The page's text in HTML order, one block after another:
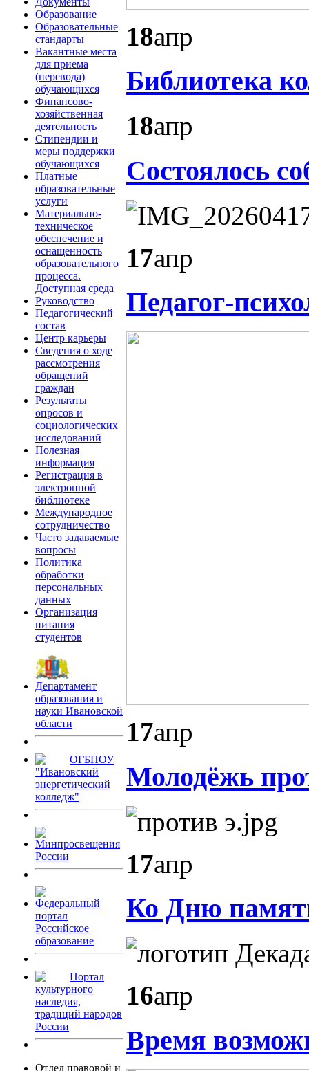
Образование
Образовательные
стандарты
Вакантные места
для приема
(перевода)
обучающихся
Финансово-
хозяйственная
деятельность
Стипендии и
меры поддержки
обучающихся
Платные
образовательные
услуги
Материально-
техническое
обеспечение и
оснащенность
образовательного
процесса.
Доступная среда
Руководство
Педагогический
состав
Центр карьеры
Сведения о ходе
рассмотрения
обращений
граждан
Результаты
опросов и
социологических
исследований
Полезная
информация
Регистрация в
электронной
библиотеке
Международное
сотрудничество
Часто задаваемые
вопросы
Политика
обработки
персональных
данных
Организация
питания
студентов
Департамент
образования и
науки Ивановской
области
ОГБПОУ
"Ивановский
энергетический
колледж"
Минпросвещения
России
Федеральный
портал
Российское
образование
Портал
культурного
наследия,
традиций народов
России
Отдел правовой и
18апр
Библиотека
18апр
Состоялось
17апр
Педагог-
17апр
Молодёжь
17апр
Ко Дню
16апр
Время